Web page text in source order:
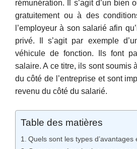
rémunération. Il s’agit d’un bien
gratuitement ou à des
l’employeur à son salarié afin
privé. Il s’agit par exemple
véhicule de fonction. Ils font
salaire. A ce titre, ils sont soumis
du côté de l’entreprise et sont
revenu du côté du salarié.
Table des matières
Quels sont les types d’avantages